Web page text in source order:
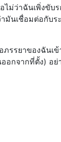
ไม่ว่าฉันเพิ่งขั
มันเชื่อมต่อกับ
รรยาของฉันเ
กจากที่ตั้ง) อย่